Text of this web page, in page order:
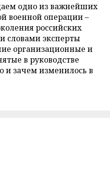
одно из важнейших
военной операции –
российских
словами эксперты
организационные и
в руководстве
зачем изменилось в